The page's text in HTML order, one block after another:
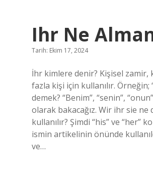
Ihr Ne
Tarih: Ekim 17, 2024
İhr kimlere denir? Kişisel zamir,
fazla kişi için kullanılır.
demek? “Benim”, “senin”,
olarak bakacağız. Wir ihr sie
kullanılır? Şimdi “his” ve “her”
ismin artikelinin önünde
ve…